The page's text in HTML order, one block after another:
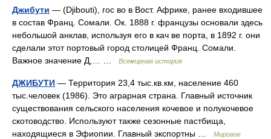
Джибути — (Djibouti), гос во в Вост. Африке, ранее входившее
в состав Франц. Сомали. Ок. 1888 г. французы основали здесь
небольшой анклав, используя его в кач ве порта, в 1892 г. они
сделали этот портовый город столицей Франц. Сомали.
Важное значение Д,… …
Всемирная история
ДЖИБУТИ — Территория 23,4 тыс.кв.км, население 460
тыс.человек (1986). Это аграрная страна. Главный источник
существования сельского населения кочевое и полукочевое
скотоводство. Используют также сезонные пастбища,
находящиеся в Эфиопии. Главный экспортны …
Мировое